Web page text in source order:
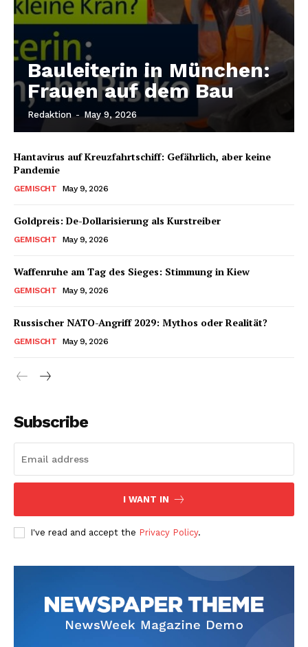
Bauleiterin in München:
Frauen auf dem Bau
Redaktion - May 9, 2026
Hantavirus auf Kreuzfahrtschiff: Gefährlich, aber keine
Pandemie
GEMISCHT May 9, 2026
Goldpreis: De-Dollarisierung als Kurstreiber
GEMISCHT May 9, 2026
Waffenruhe am Tag des Sieges: Stimmung in Kiew
GEMISCHT May 9, 2026
Russischer NATO-Angriff 2029: Mythos oder Realität?
GEMISCHT May 9, 2026
Subscribe
I WANT IN
I've read and accept the Privacy Policy.